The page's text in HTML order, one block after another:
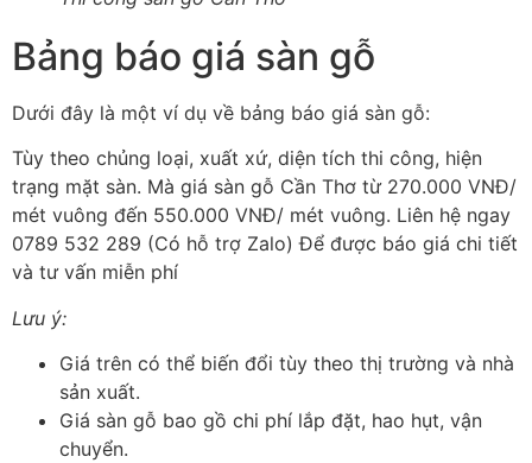
Bảng báo giá sàn gỗ
Dưới đây là một ví dụ về bảng báo giá sàn gỗ:
Tùy theo chủng loại, xuất xứ, diện tích thi công, hiện
trạng mặt sàn. Mà giá sàn gỗ Cần Thơ từ 270.000 VNĐ/
mét vuông đến 550.000 VNĐ/ mét vuông. Liên hệ ngay
0789 532 289 (Có hỗ trợ Zalo) Để được báo giá chi tiết
và tư vấn miễn phí
Lưu ý:
Giá trên có thể biến đổi tùy theo thị trường và nhà
sản xuất.
Giá sàn gỗ bao gồ chi phí lắp đặt, hao hụt, vận
chuyển.